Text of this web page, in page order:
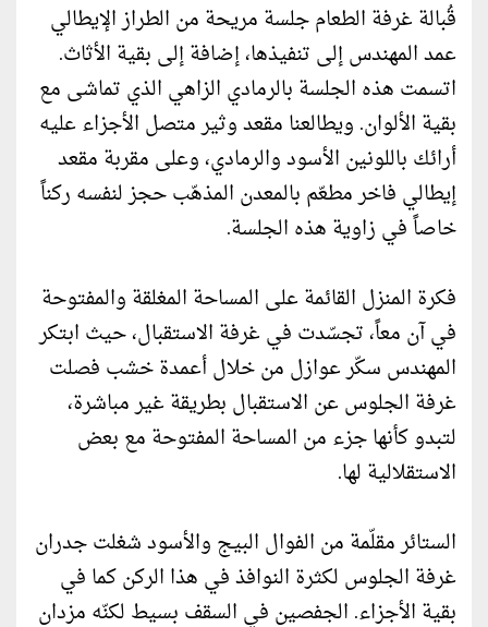
قُبالة غرفة الطعام جلسة مريحة من الطراز الإيطالي
عمد المهندس إلى تنفيذها، إضافة إلى بقية الأثاث.
اتسمت هذه الجلسة بالرمادي الزاهي الذي تماشى مع
بقية الألوان. ويطالعنا مقعد وثير متصل الأجزاء عليه
أرائك باللونين الأسود والرمادي، وعلى مقربة مقعد
إيطالي فاخر مطعّم بالمعدن المذهّب حجز لنفسه ركناً
خاصاً في زاوية هذه الجلسة.
فكرة المنزل القائمة على المساحة المغلقة والمفتوحة
في آن معاً، تجسّدت في غرفة الاستقبال، حيث ابتكر
المهندس سكّر عوازل من خلال أعمدة خشب فصلت
غرفة الجلوس عن الاستقبال بطريقة غير مباشرة،
لتبدو كأنها جزء من المساحة المفتوحة مع بعض
الاستقلالية لها.
الستائر مقلّمة من الفوال البيج والأسود شغلت جدران
غرفة الجلوس لكثرة النوافذ في هذا الركن كما في
بقية الأجزاء. الجفصين في السقف بسيط لكنّه مزدان